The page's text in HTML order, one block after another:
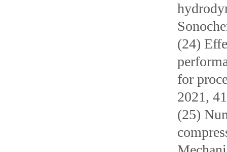
(24)
for
2021,
(25)